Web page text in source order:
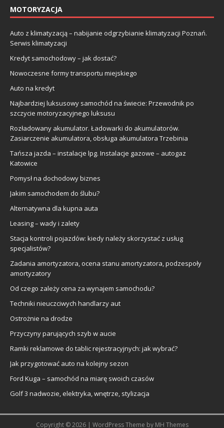
MOTORYZACJA
Auto z klimatyzacją – nabijanie odgrzybianie klimatyzacji Poznań.
Serwis klimatyzacji
Kredyt samochodowy – jak dostać?
Nowoczesne formy transportu miejskiego
Auto na kredyt
Najbardziej luksusowy samochód na świecie: Przewodnik po
szczycie motoryzacyjnego luksusu
Rozładowany akumulator. Ładowarki do akumulatorów.
Zasiarczenie akumulatora, obsługa akumulatora Trzebinia
Tańsza jazda – instalacje lpg. Instalacje gazowe – autogaz
Katowice
Pomysł na dochodowy biznes
Jakim samochodem do ślubu?
Alternatywna dla kupna auta
Leasing – wady i zalety
Stacja kontroli pojazdów: kiedy należy skorzystać z usług
specjalistów?
Zadania amortyzatora, ocena stanu amortyzatora, podzespoły
amortyzatory
Od czego zależy cena za wynajem samochodu?
Techniki nieuczciwych handlarzy aut
Ostrożnie na drodze
Przyczyny parujących szyb w aucie
Ramki reklamowe do tablic rejestracyjnych: jak wybrać?
Jak przygotować auto na kolejny sezon
Ford Kuga – samochód na miarę swoich czasów
Golf 3 nadwozie, elektryka, wnętrze, stylizacja
Copyright © 2026 | WordPress Theme by MH Themes